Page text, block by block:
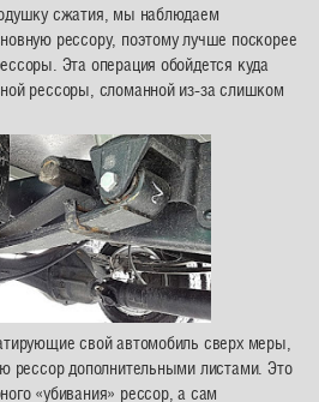
сжатия, мы наблюдаем
рессору, поэтому лучше поскорее
Эта операция обойдется куда
рессоры, сломанной из-за слишком
свой автомобиль сверх меры,
рессор дополнительными листами. Это
«убивания» рессор, а сам